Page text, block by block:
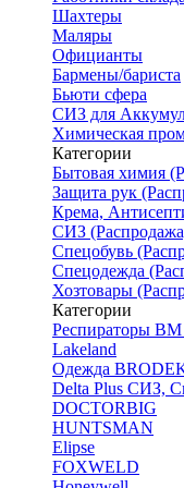
Шахтеры
Маляры
Официанты
Бармены/бариста
Бьюти сфера
СИЗ для
Химическая
Категории
Бытовая химия
Защита рук
Крема,
СИЗ
Спецобувь
Спецодежда
Хозтовары
Категории
Респираторы ВМ
Lakeland
Одежда
Delta Plus СИЗ,
DOCTORBIG
HUNTSMAN
Elipse
FOXWELD